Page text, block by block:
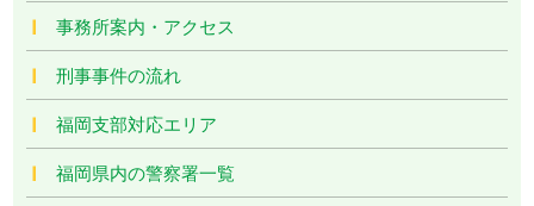
事務所案内・アクセス
刑事事件の流れ
福岡支部対応エリア
福岡県内の警察署一覧